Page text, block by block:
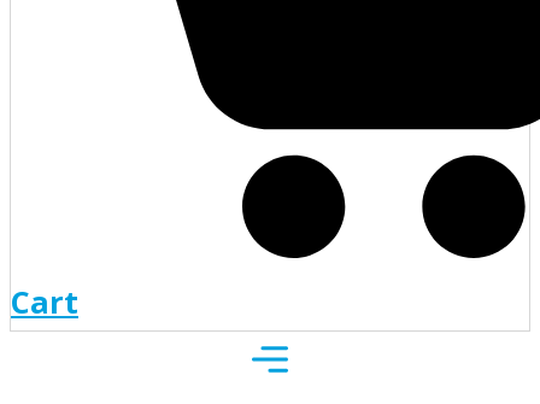
Cart